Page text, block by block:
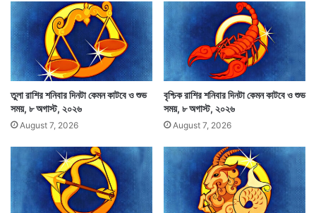
আজ দিনটা কেমন কাটবে : উৎসাহ বর্দ্ধক যোগাযোগের পক্ষে দিনটা
অনুকূলে। মানসিক দিক থেকে প্রায় সময়ই বিব্রত বোধ করবেন।
সামান্য আয় বাড়বে তবে ব্যয় চাপ কমবে না। আত্মীয়ের আগমনে
ব্যয় বৃদ্ধি। কোনও অনুষ্ঠানে অংশগ্রহণ। অযাচিত কিছু অর্থাগম।
আপনার বিরুদ্ধে কেউ সমালোচনা মুখর। কোনও গুণের জন্য
৬
স
য়
২
১
মে
,
২
তুলা রাশির শনিবার দিনটা কেমন কাটবে ও শুভ
সময়, ৮ অগাস্ট, ২০২৬
August 7, 2026
বৃশ্চিক রাশির শনিবার দিনটা কেমন কাটবে ও শুভ
সময়, ৮ অগাস্ট, ২০২৬
August 7, 2026